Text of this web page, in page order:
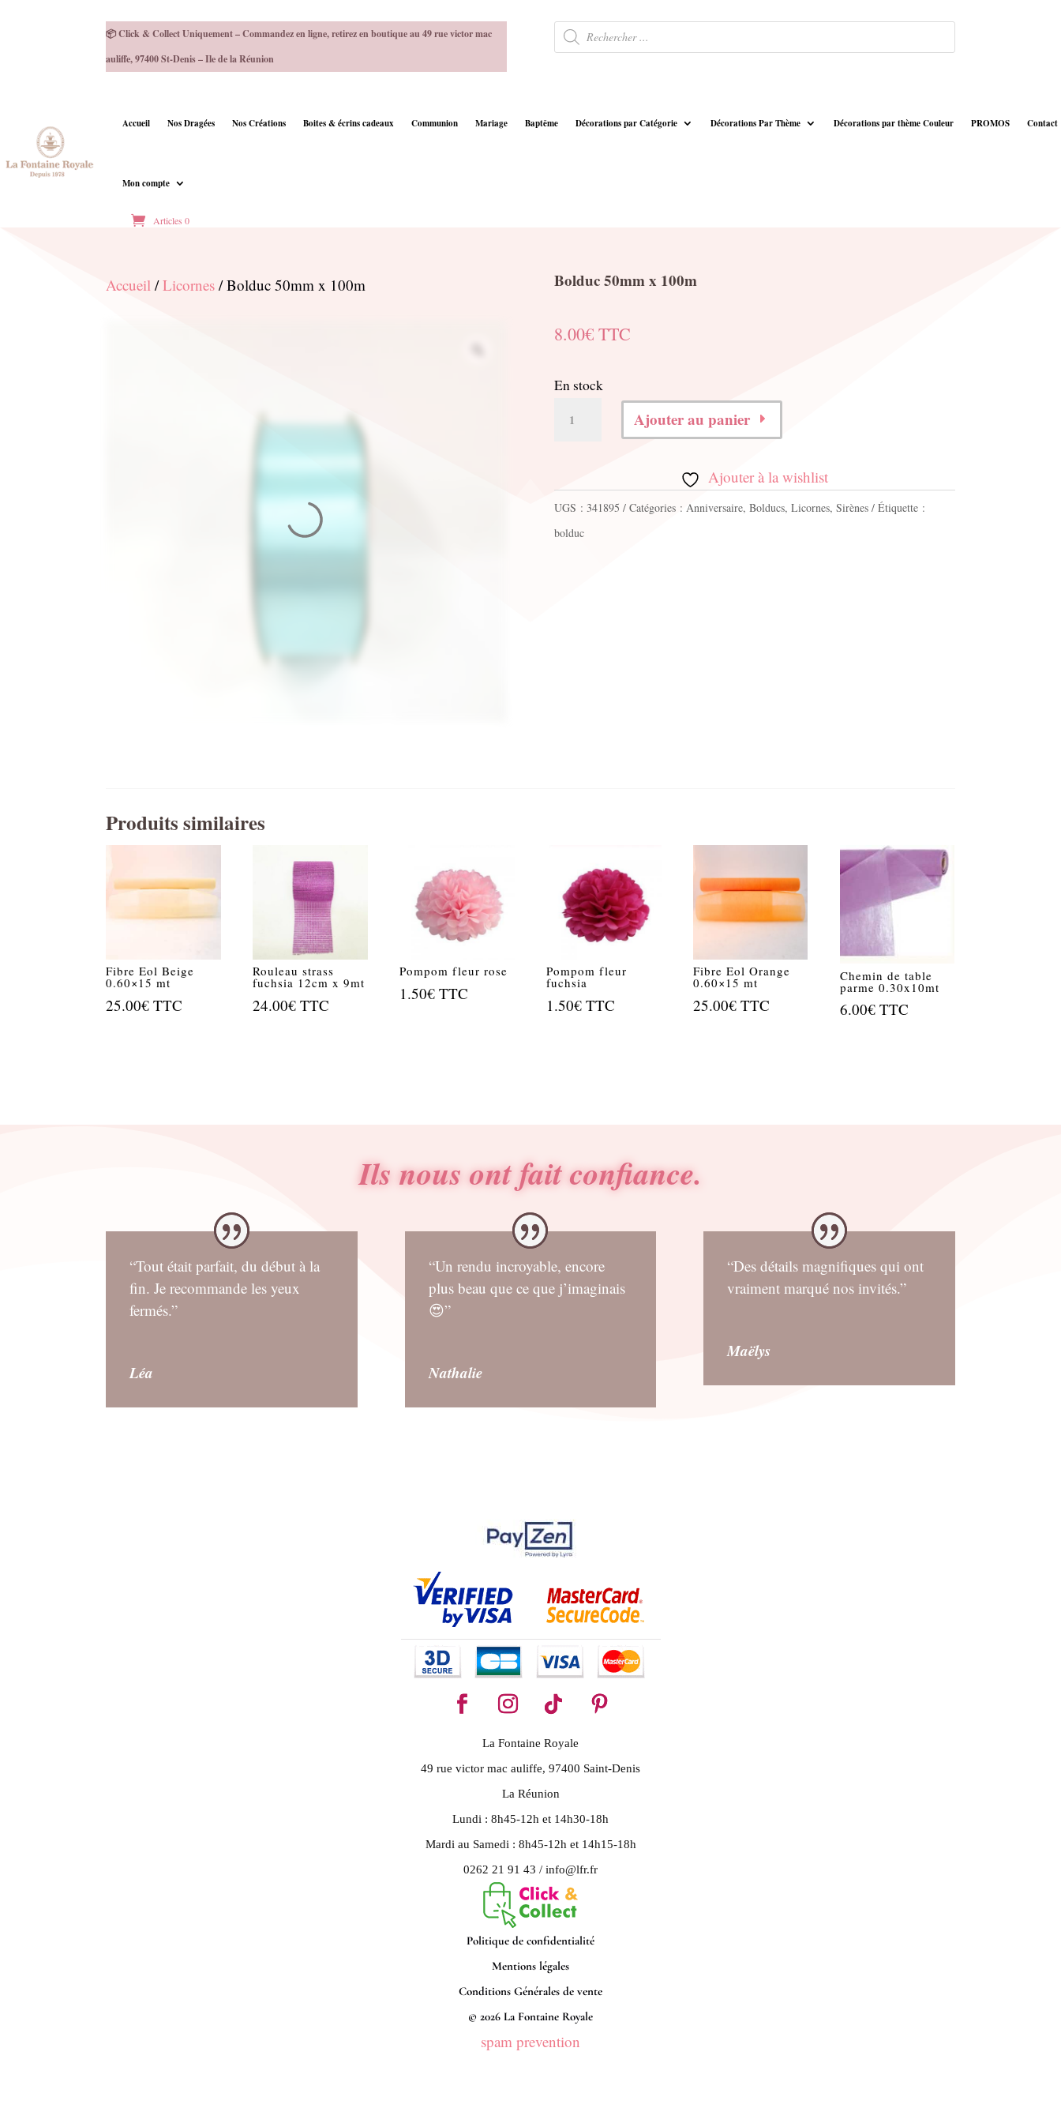
📦 Click & Collect Uniquement – Commandez en ligne, retirez en boutique au 49 rue victor mac
auliffe, 97400 St-Denis – Ile de la Réunion
Recherche
de
produits
Accueil Nos Dragées Nos Créations Boites & écrins cadeaux Communion Mariage Baptême Décorations par Catégorie Décorations Par Thème Décorations par thème Couleur PROMOS Contact
Mon compte
Articles 0
Accueil /Licornes / Bolduc 50mm x 100m Bolduc 50mm x 100m
8.00€ TTC
En stock
50mm
x
100m
Ajouter au panier
Ajouter à la wishlist
UGS : 341895 Catégories : Anniversaire, Bolducs, Licornes, Sirènes
Étiquette :
bolduc
Produits similaires
Fibre Eol Beige
0.60×15 mt
25.00€ TTC
Rouleau strass
fuchsia 12cm x 9mt
24.00€ TTC
Pompom fleur rose
1.50€ TTC
Pompom fleur
fuchsia
1.50€ TTC
Fibre Eol Orange
0.60×15 mt
25.00€ TTC
Chemin de table
parme 0.30x10mt
6.00€ TTC
Ils nous ont fait confiance.
“Tout était parfait, du début à la
fin. Je recommande les yeux
fermés.”
Léa
“Un rendu incroyable, encore
plus beau que ce que j’imaginais
😍”
Nathalie
“Des détails magnifiques qui ont
vraiment marqué nos invités.”
Maëlys
La Fontaine Royale
49 rue victor mac auliffe, 97400 Saint-Denis
La Réunion
Lundi : 8h45-12h et 14h30-18h
Mardi au Samedi : 8h45-12h et 14h15-18h
0262 21 91 43 / info@lfr.fr
Politique de confidentialité
Mentions légales
Conditions Générales de vente
© 2026 La Fontaine Royale
spam prevention